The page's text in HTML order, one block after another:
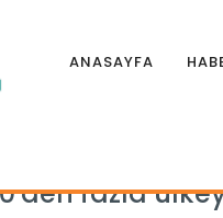
ANASAYFA
fazla